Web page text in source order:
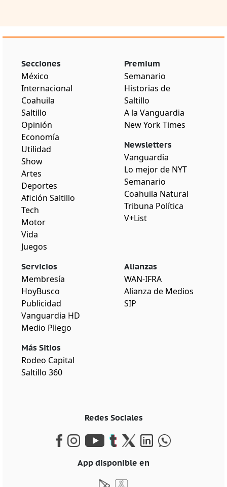
Secciones
México
Internacional
Coahuila
Saltillo
Opinión
Economía
Utilidad
Show
Artes
Deportes
Afición Saltillo
Tech
Motor
Vida
Juegos
Premium
Semanario
Historias de
Saltillo
A la Vanguardia
New York Times
Newsletters
Vanguardia
Lo mejor de NYT
Semanario
Coahuila Natural
Tribuna Política
V+List
Servicios
Membresía
HoyBusco
Publicidad
Vanguardia HD
Medio Pliego
Más Sitios
Rodeo Capital
Saltillo 360
Alianzas
WAN-IFRA
Alianza de Medios
SIP
Redes Sociales
App disponible en